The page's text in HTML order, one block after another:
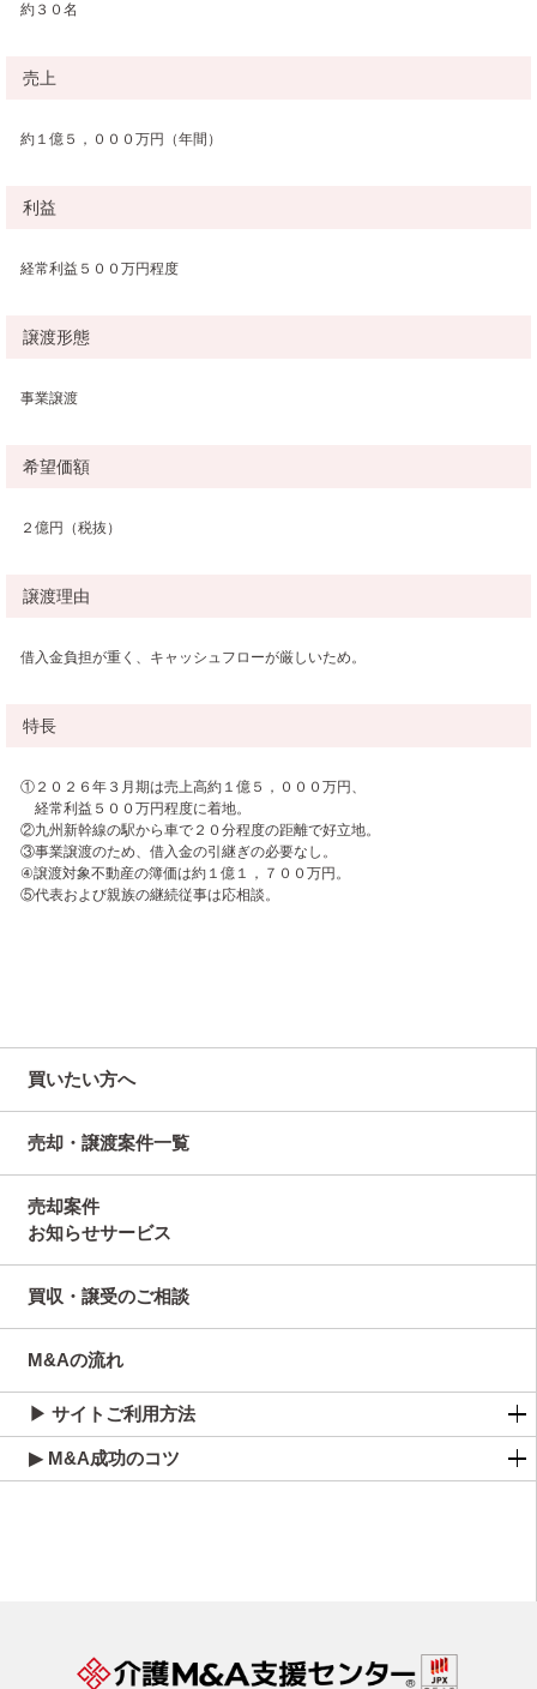
約３０名
売上
約１億５，０００万円（年間）
利益
経常利益５００万円程度
譲渡形態
事業譲渡
希望価額
２億円（税抜）
譲渡理由
借入金負担が重く、キャッシュフローが厳しいため。
特長
①２０２６年３月期は売上高約１億５，０００万円、
経常利益５００万円程度に着地。
②九州新幹線の駅から車で２０分程度の距離で好立地。
③事業譲渡のため、借入金の引継ぎの必要なし。
④譲渡対象不動産の簿価は約１億１，７００万円。
⑤代表および親族の継続従事は応相談。
買いたい方へ
売却・譲渡案件一覧
売却案件
お知らせサービス
買収・譲受のご相談
M&Aの流れ
▶ サイトご利用方法
▶ M&A成功のコツ